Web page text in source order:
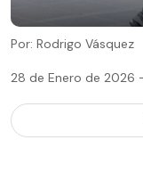
Por: Rodrigo Vásquez
28 de Enero de 2026